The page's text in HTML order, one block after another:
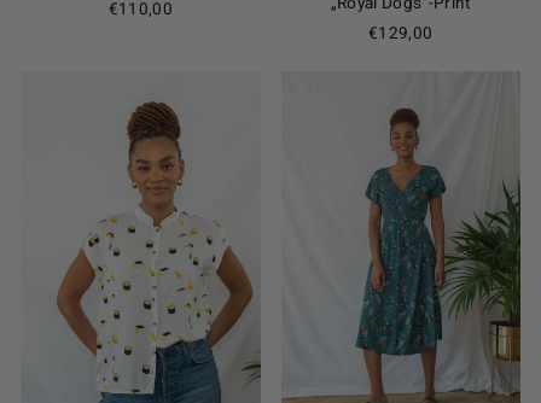
€110,00
€129,00